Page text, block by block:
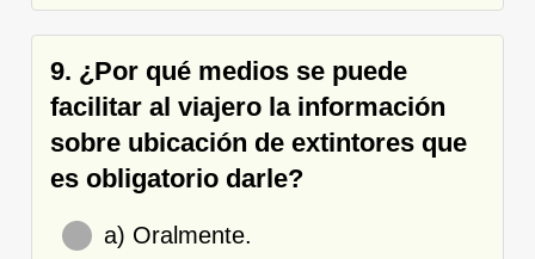
9. ¿Por qué medios se puede
facilitar al viajero la información
sobre ubicación de extintores que
es obligatorio darle?
a) Oralmente.